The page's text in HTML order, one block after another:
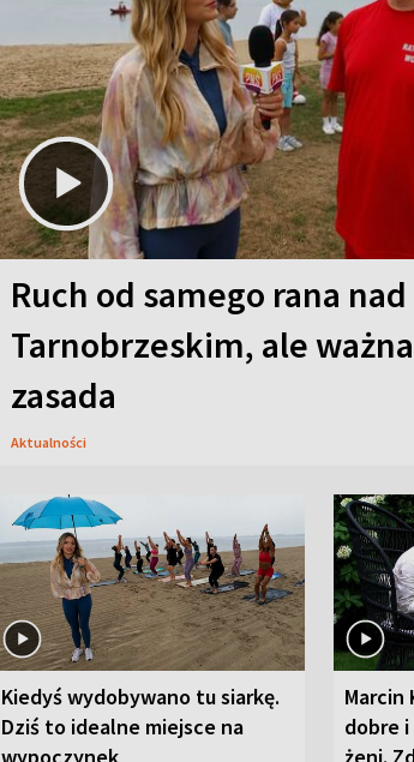
Ruch od samego rana
Tarnobrzeskim, ale
zasada
Aktualności
Kiedyś wydobywano tu siarkę.
Dziś to idealne miejsce na
Marcin
dobre i